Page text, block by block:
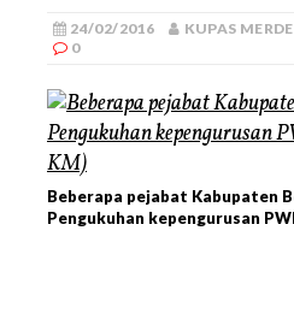
24/02/2016 KUPAS
0
Beberapa pejabat Kabupaten
Pengukuhan kepengurusan